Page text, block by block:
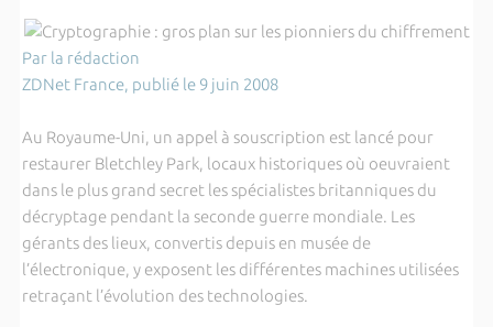
Par la rédaction
ZDNet France, publié le 9 juin 2008
Au Royaume-Uni, un appel à souscription est lancé pour
restaurer Bletchley Park, locaux historiques où oeuvraient
dans le plus grand secret les spécialistes britanniques du
décryptage pendant la seconde guerre mondiale. Les
gérants des lieux, convertis depuis en musée de
l’électronique, y exposent les différentes machines utilisées
retraçant l’évolution des technologies.